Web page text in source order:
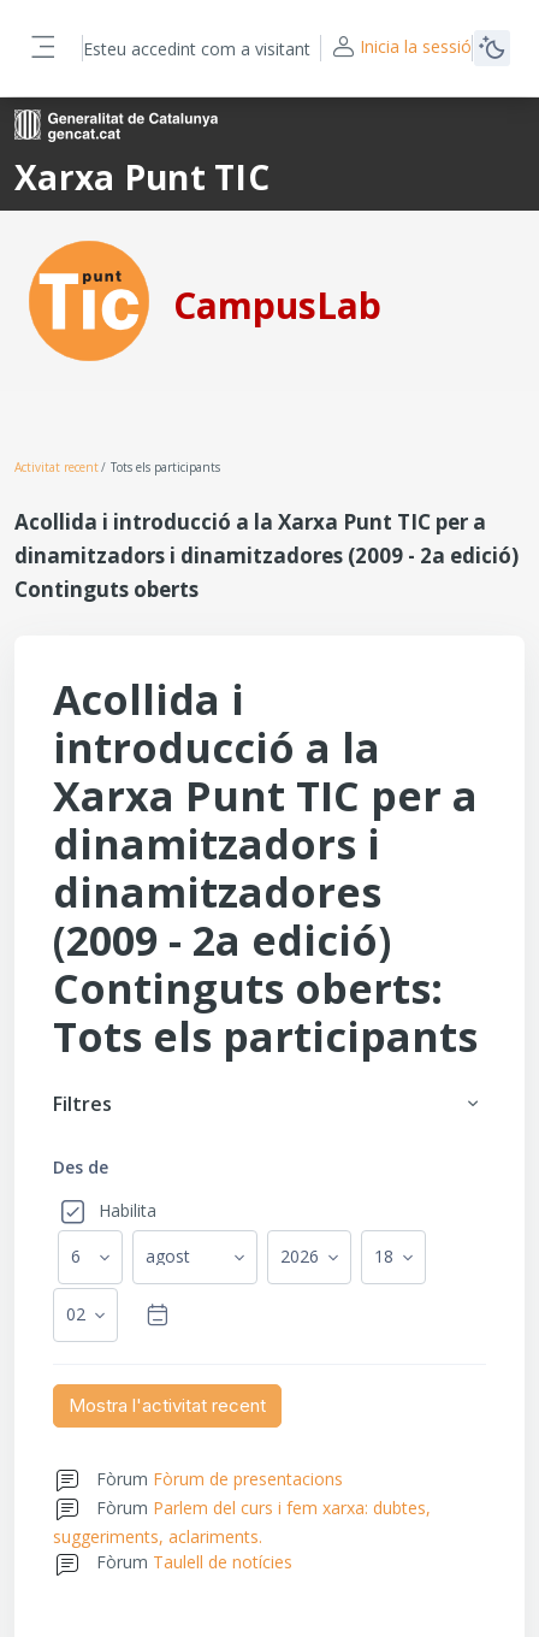
Xarxa Punt TIC
CampusLab
Esteu accedint com a visitant Inicia la sessió
Activitat recent Tots els participants
Acollida i introducció a la Xarxa Punt TIC per a
dinamitzadors i dinamitzadores (2009 - 2a edició)
Continguts oberts
Acollida i
introducció a la
Xarxa Punt TIC per a
dinamitzadors i
dinamitzadores
(2009 - 2a edició)
Continguts oberts:
Tots els participants
Filtres
Des de
Des deHabilita
Dia
Mes Any Hora
Minut
Fòrum Fòrum de presentacions
Fòrum Parlem del curs i fem xarxa: dubtes,
suggeriments, aclariments.
Fòrum Taulell de notícies